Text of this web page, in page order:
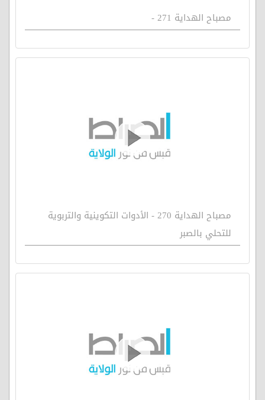
مصباح الهداية 271 -
مصباح الهداية 270 - الأدوات التكوينية والتربوية
للتحلي بالصبر